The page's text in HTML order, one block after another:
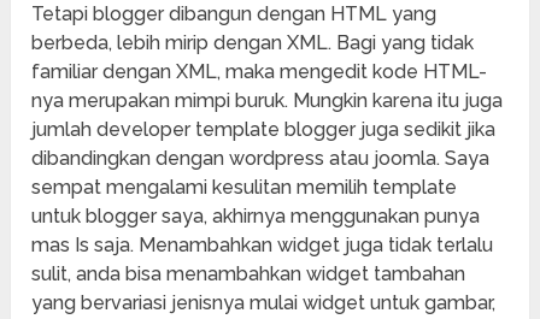
Tetapi blogger dibangun dengan HTML yang
berbeda, lebih mirip dengan XML. Bagi yang tidak
familiar dengan XML, maka mengedit kode HTML-
nya merupakan mimpi buruk. Mungkin karena itu juga
jumlah developer template blogger juga sedikit jika
dibandingkan dengan wordpress atau joomla. Saya
sempat mengalami kesulitan memilih template
untuk blogger saya, akhirnya menggunakan punya
mas Is saja. Menambahkan widget juga tidak terlalu
sulit, anda bisa menambahkan widget tambahan
yang bervariasi jenisnya mulai widget untuk gambar,